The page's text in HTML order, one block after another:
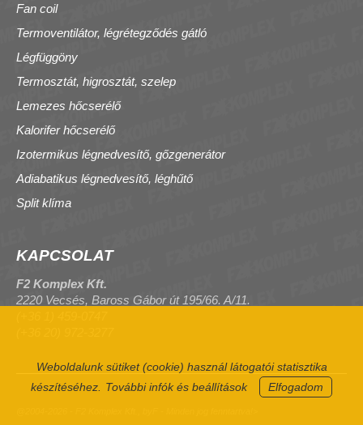
Weboldalunk sütiket (cookie) használ látogatói statisztika
készítéséhez.
További infók és beállítások Elfogadom
Fan coil
Termoventilátor, légrétegződés gátló
Légfüggöny
Termosztát, higrosztát, szelep
Lemezes hőcserélő
Kalorifer hőcserélő
Izotermikus légnedvesítő, gőzgenerátor
Adiabatikus légnedvesítő, léghűtő
Split klíma
KAPCSOLAT
F2 Komplex Kft.
2220 Vecsés, Baross Gábor út 195/66. A/11.